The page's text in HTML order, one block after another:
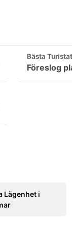
Bästa
Föreslog
Lägenhet i